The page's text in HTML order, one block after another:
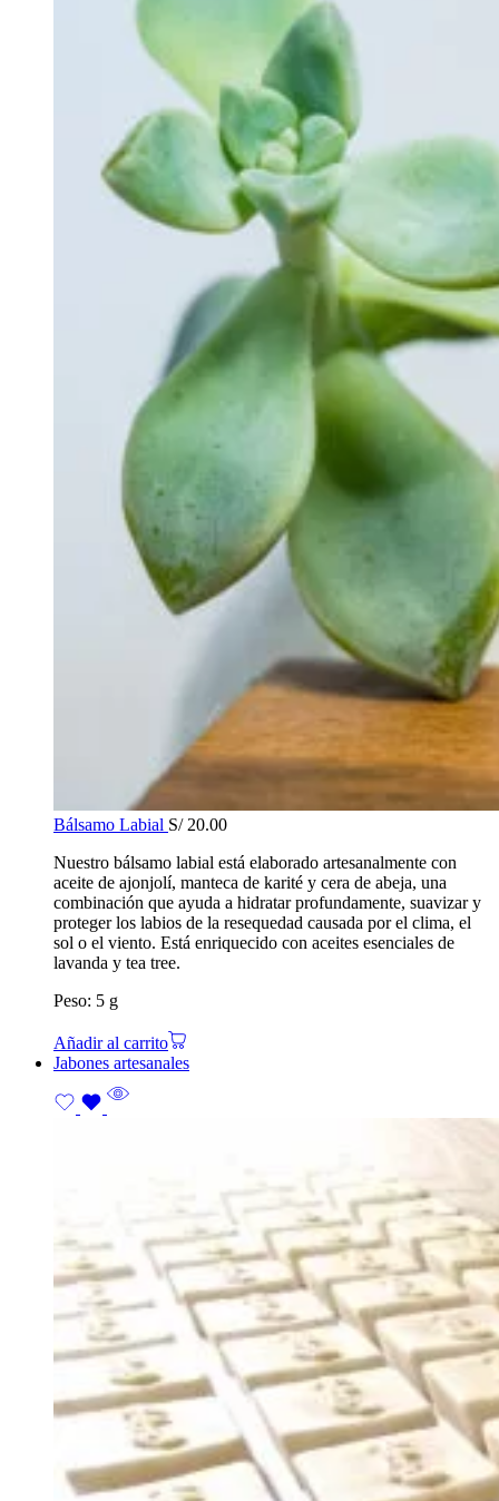
Bálsamo Labial S/20.00
Nuestro bálsamo labial está elaborado artesanalmente con
aceite de ajonjolí, manteca de karité y cera de abeja, una
combinación que ayuda a hidratar profundamente, suavizar y
proteger los labios de la resequedad causada por el clima, el
sol o el viento. Está enriquecido con aceites esenciales de
lavanda y tea tree.
Peso: 5 g
Añadir al carrito
Jabones artesanales